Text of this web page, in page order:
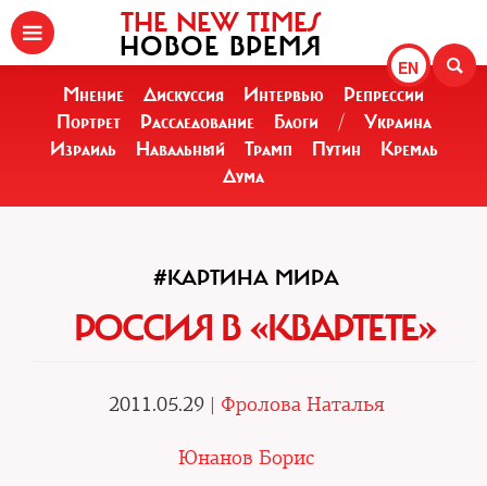
EN
THE NEW TIMES
НОВОЕ ВРЕМЯ
Мнение Дискуссия Интервью
Репрессии
Портрет
Расследование Блоги /
Украина
Израиль
Навальный Трамп Путин
Кремль
Дума
#КАРТИНА МИРА
РОССИЯ В «КВАРТЕТЕ»
2011.05.29 | Фролова Наталья
Юнанов Борис